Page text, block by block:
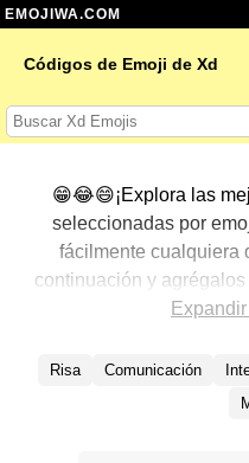
EMOJIWA.COM
Códigos de Emoji de Xd
😁😂😄¡Explora las
seleccionadas por
fácilmente cualquiera
continuación y
toque personalizado.
populares. ¿Buscas
descubrir aún más
Risa Comunicación